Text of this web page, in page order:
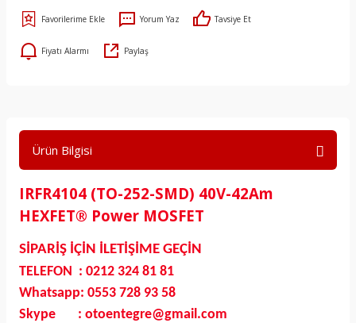
Yorum Yaz Tavsiye Et
Fiyatı Alarmı Paylaş
Ürün Bilgisi
IRFR4104 (TO-252-SMD) 40V-42Am
HEXFET® Power MOSFET
SİPARİŞ İÇİN İLETİŞİME GEÇİN
TELEFON : 0212 324 81 81
Whatsapp: 0553 728 93 58
Skype : otoentegre@gmail.com